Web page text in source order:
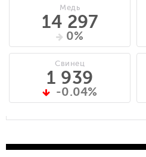
Медь
14 297
0%
Свинец
1 939
-0.04%